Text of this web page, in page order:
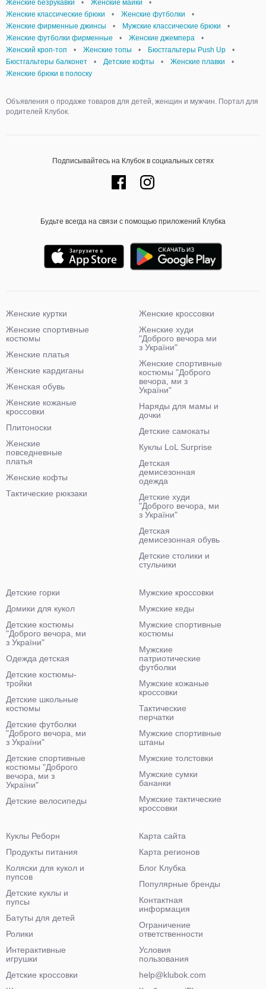
Женские безрукавки • Женские майки
•
Женские классические брюки
• Женские футболки
•
Женские фирменные джинсы
• Мужские классические брюки
•
Женские футболки фирменные
• Женские джемпера
•
Женский кроп-топ
• Женские топы • Бюстгальтеры Push Up
•
Бюстгальтеры балконет
• Детские кофты • Женские плавки
•
Женские брюки в полоску
Объявления о продаже товаров для детей, женщин и мужчин. Портал для
родителей Клубок.
Подписывайтесь на Клубок в социальных сетях
Будьте всегда на связи с помощью приложений Клубка
Женские куртки
Женские спортивные
костюмы
Женские платья
Женские кардиганы
Женская обувь
Женские кожаные
кроссовки
Плитоноски
Женские
повседневные
платья
Женские кофты
Тактические рюкзаки
Женские кроссовки
Женские худи
"Доброго вечора ми
з України"
Женские спортивные
костюмы "Доброго
вечора, ми з
України"
Наряды для мамы и
дочки
Детские самокаты
Куклы LoL Surprise
Детская
демисезонная
одежда
Детские худи
"Доброго вечора, ми
з України"
Детская
демисезонная обувь
Детские столики и
стульчики
Детские горки
Домики для кукол
Детские костюмы
"Доброго вечора, ми
з України"
Одежда детская
Детские костюмы-
тройки
Детские школьные
костюмы
Детские футболки
"Доброго вечора, ми
з України"
Детские спортивные
костюмы "Доброго
вечора, ми з
України"
Детские велосипеды
Мужские кроссовки
Мужские кеды
Мужские спортивные
костюмы
Мужские
патриотические
футболки
Мужские кожаные
кроссовки
Тактические
перчатки
Мужские спортивные
штаны
Мужские толстовки
Мужские сумки
бананки
Мужские тактические
кроссовки
Куклы Реборн
Продукты питания
Коляски для кукол и
пупсов
Детские куклы и
пупсы
Батуты для детей
Ролики
Интерактивные
игрушки
Детские кроссовки
Карта сайта
Карта регионов
Блог Клубка
Популярные бренды
Контактная
информация
Ограничение
ответственности
Условия
пользования
help@klubok.com